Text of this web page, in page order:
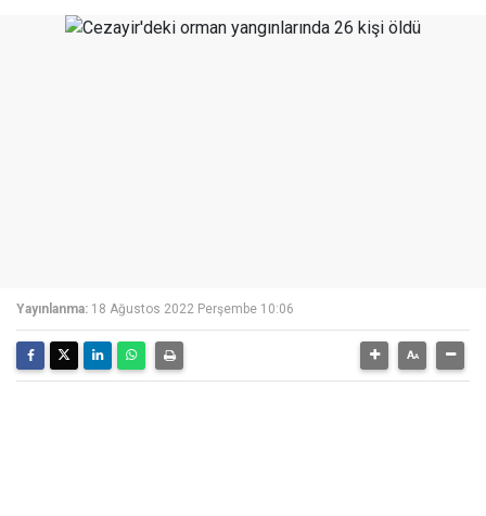
Yayınlanma: 18 Ağustos 2022 Perşembe 10:06